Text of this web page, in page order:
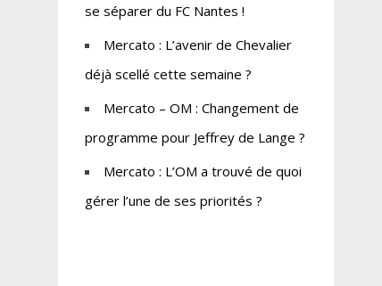
se séparer du FC Nantes !
Mercato : L’avenir de Chevalier
déjà scellé cette semaine ?
Mercato – OM : Changement de
programme pour Jeffrey de Lange ?
Mercato : L’OM a trouvé de quoi
gérer l’une de ses priorités ?